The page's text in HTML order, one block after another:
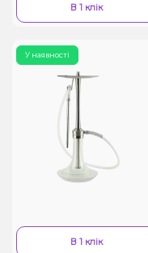
В 1 клік
У наявності
В 1 клік